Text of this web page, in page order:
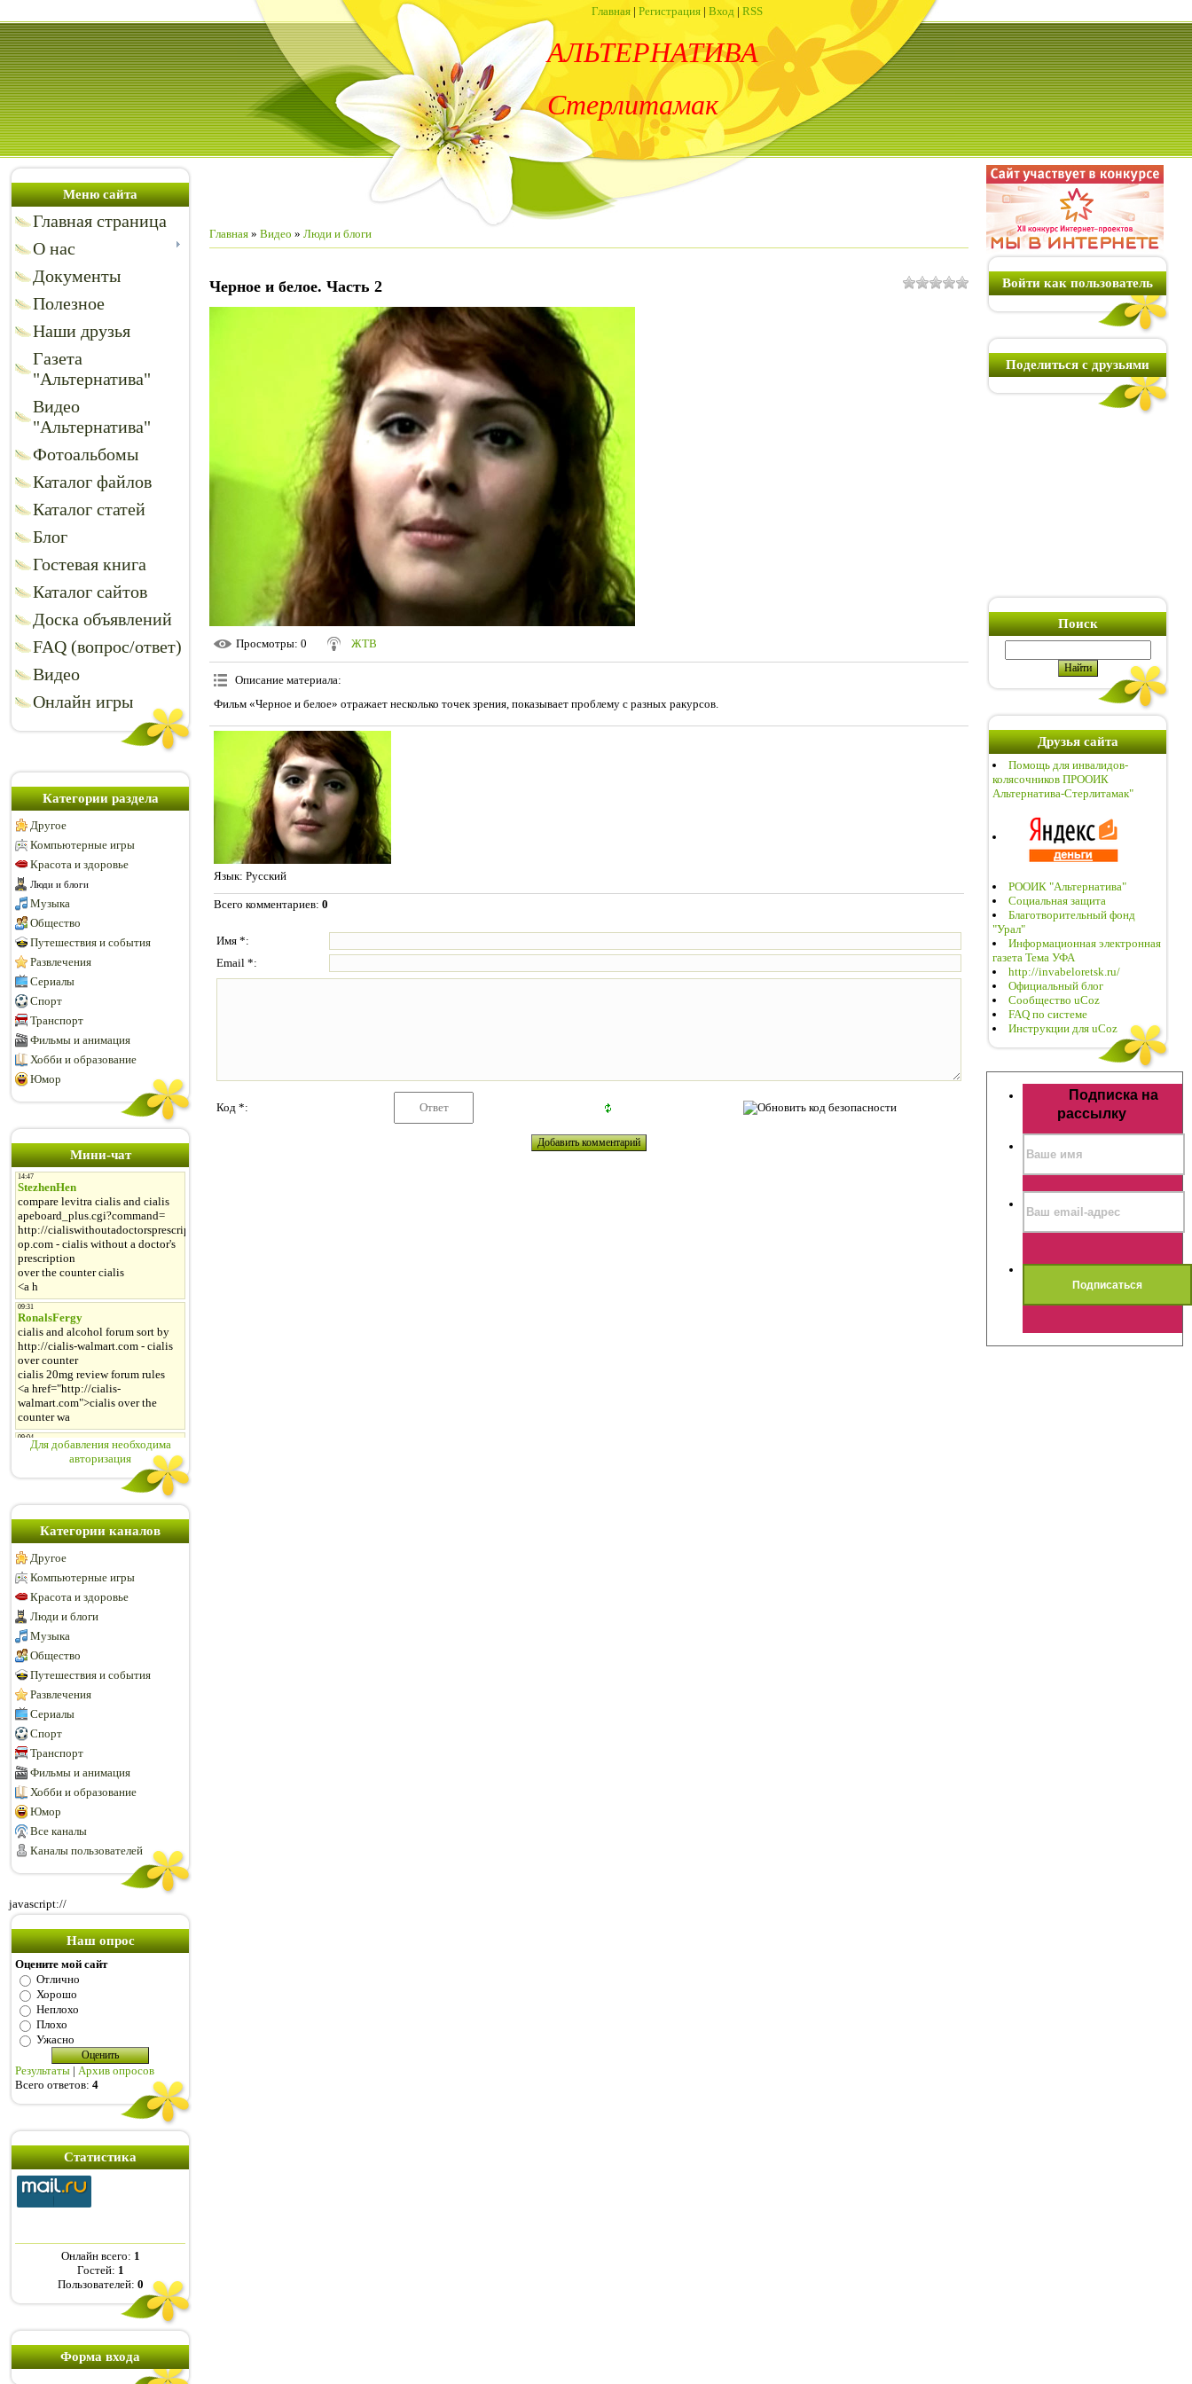
Главная | Регистрация | Вход | RSS
АЛЬТЕРНАТИВА
Стерлитамак
Меню сайта
Главная страница
О нас
Документы
Полезное
Наши друзья
Газета
"Альтернатива"
Видео
"Альтернатива"
Фотоальбомы
Каталог файлов
Каталог статей
Блог
Гостевая книга
Каталог сайтов
Доска объявлений
FAQ (вопрос/ответ)
Видео
Онлайн игры
Категории раздела
Другое
Компьютерные игры
Красота и здоровье
Люди и блоги
Музыка
Общество
Путешествия и события
Развлечения
Сериалы
Спорт
Транспорт
Фильмы и анимация
Хобби и образование
Юмор
Мини-чат
Для добавления необходима
авторизация
Категории каналов
Другое
Компьютерные игры
Красота и здоровье
Люди и блоги
Музыка
Общество
Путешествия и события
Развлечения
Сериалы
Спорт
Транспорт
Фильмы и анимация
Хобби и образование
Юмор
Все каналы
Каналы пользователей
javascript://
Наш опрос
Оцените мой сайт
Отлично
Хорошо
Неплохо
Плохо
Ужасно
Результаты | Архив опросов
Всего ответов: 4
Статистика
Онлайн всего: 1
Гостей: 1
Пользователей: 0
Форма входа
Главная » Видео » Люди и блоги
Черное и белое. Часть 2
Просмотры: 0 ЖТВ
Описание материала:
Фильм «Черное и белое» отражает несколько точек зрения, показывает проблему с разных ракурсов.
Язык: Русский
Всего комментариев: 0
Имя *:
Email *:
Код *:
Войти как пользователь
Поделиться с друзьями
Поиск
Друзья сайта
Помощь для инвалидов-
колясочников ПРООИК
Альтернатива-Стерлитамак"
РООИК "Альтернатива"
Социальная защита
Благотворительный фонд
"Урал"
Информационная электронная
газета Тема УФА
http://invabeloretsk.ru/
Официальный блог
Сообщество uCoz
FAQ по системе
Инструкции для uCoz
Подписка на
рассылку